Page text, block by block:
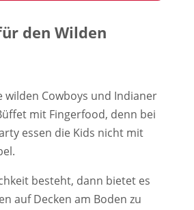
den Wilden
wilden Cowboys und Indianer
mit Fingerfood, denn bei
essen die Kids nicht mit
besteht, dann bietet es
auf Decken am Boden zu